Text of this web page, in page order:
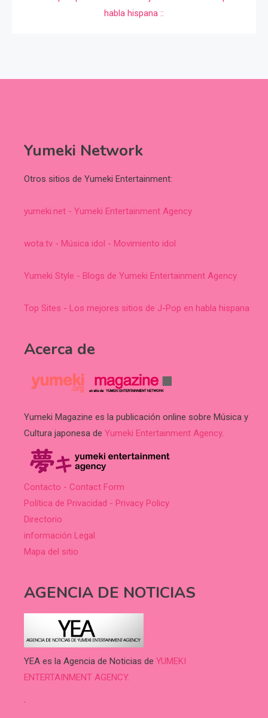
Yumeki Network
Otros sitios de Yumeki Entertainment:
yumeki.net - Yumeki Entertainment Agency
wota.tv - Música idol - Movimiento idol
Yumeki Style - Blogs de Yumeki Entertainment Agency
Top Sites - Los mejores sitios de J-Pop en habla hispana
Acerca de
Yumeki Magazine es la publicación online sobre Música y
Cultura japonesa de Yumeki Entertainment Agency.
Contacto - Contact Form
Política de Privacidad - Privacy Policy
Directorio
información Legal
Mapa del sitio
AGENCIA DE NOTICIAS
YEA es la Agencia de Noticias de YUMEKI
ENTERTAINMENT AGENCY.
.